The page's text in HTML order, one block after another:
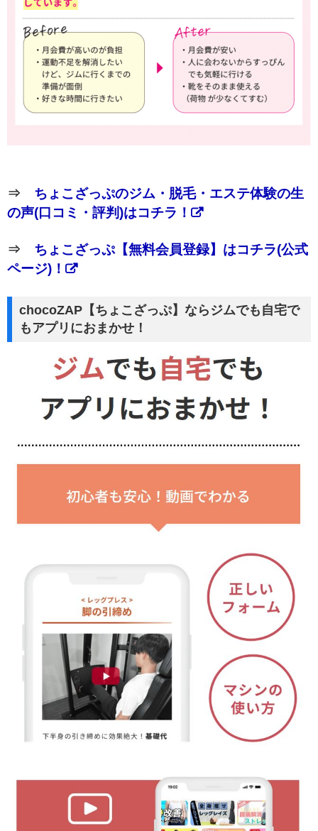
⇒ ちょこざっぷのジム・脱毛・エステ体験の生
の声(口コミ・評判)はコチラ！
⇒ ちょこざっぷ【無料会員登録】はコチラ(公式
ページ)！
chocoZAP【ちょこざっぷ】ならジムでも自宅で
もアプリにおまかせ！